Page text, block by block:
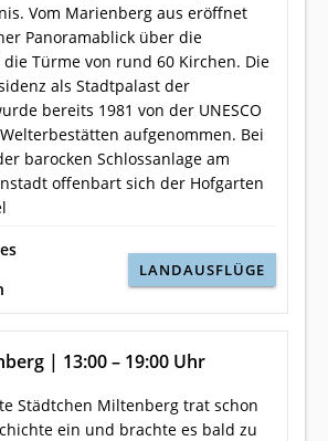
Vom Marienberg aus eröffnet
Panoramablick über die
Türme von rund 60 Kirchen. Die
als Stadtpalast der
bereits 1981 von der UNESCO
aufgenommen. Bei
barocken Schlossanlage am
offenbart sich der Hofgarten
LANDAUSFLÜGE
| 13:00 – 19:00 Uhr
Städtchen Miltenberg trat schon
ein und brachte es bald zu